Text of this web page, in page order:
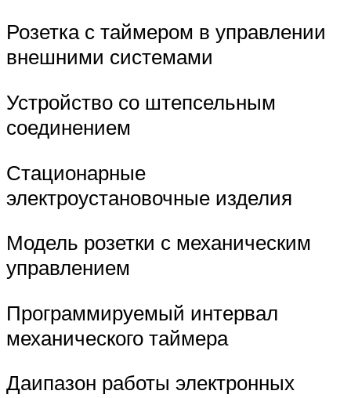
Розетка с таймером в управлении
внешними системами
Устройство со штепсельным
соединением
Стационарные
электроустановочные изделия
Модель розетки с механическим
управлением
Программируемый интервал
механического таймера
Даипазон работы электронных